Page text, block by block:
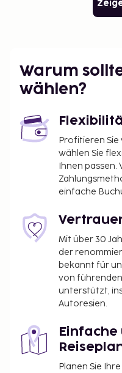
Warum
wählen?
Profitieren Sie
wählen Sie
Ihnen passen.
einfache
Mit über 30
der
bekannt für
von
unterstützt,
Autoresien.
Einfache
Planen Sie